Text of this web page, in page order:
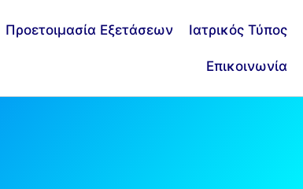
Προετοιμασία Εξετάσεων Ιατρικός Τύπος
Επικοινωνία